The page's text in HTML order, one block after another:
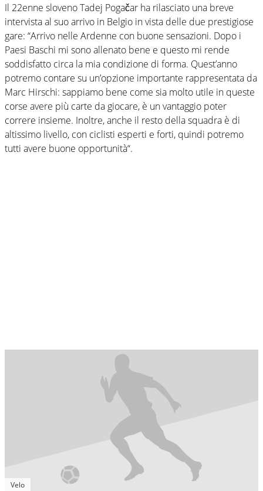
Il 22enne sloveno Tadej Pogačar ha rilasciato una breve
intervista al suo arrivo in Belgio in vista delle due prestigiose
gare: “Arrivo nelle Ardenne con buone sensazioni. Dopo i
Paesi Baschi mi sono allenato bene e questo mi rende
soddisfatto circa la mia condizione di forma. Quest’anno
potremo contare su un’opzione importante rappresentata da
Marc Hirschi: sappiamo bene come sia molto utile in queste
corse avere più carte da giocare, è un vantaggio poter
correre insieme. Inoltre, anche il resto della squadra è di
altissimo livello, con ciclisti esperti e forti, quindi potremo
tutti avere buone opportunità“.
Velo